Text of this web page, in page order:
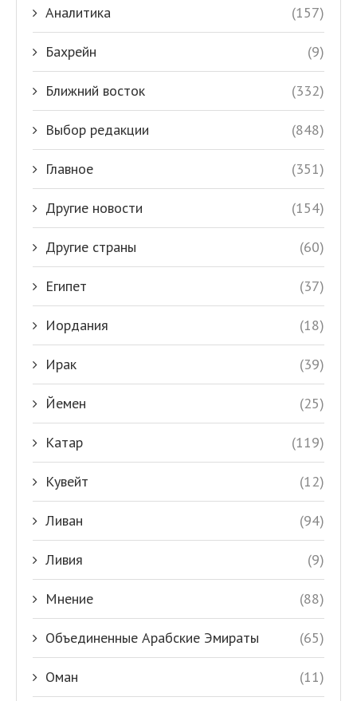
Аналитика (157)
Бахрейн (9)
Ближний восток (332)
Выбор редакции (848)
Главное (351)
Другие новости (154)
Другие страны (60)
Египет (37)
Иордания (18)
Ирак (39)
Йемен (25)
Катар (119)
Кувейт (12)
Ливан (94)
Ливия (9)
Мнение (88)
Объединенные Арабские Эмираты (65)
Оман (11)